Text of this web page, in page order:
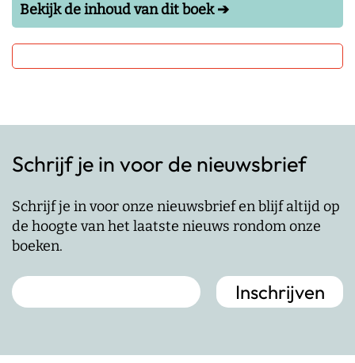
Bekijk de inhoud van dit boek ➔
Schrijf je in voor de nieuwsbrief
Schrijf je in voor onze nieuwsbrief en blijf altijd op
de hoogte van het laatste nieuws rondom onze
boeken.